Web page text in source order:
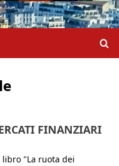
FINANZIARI
"La ruota dei